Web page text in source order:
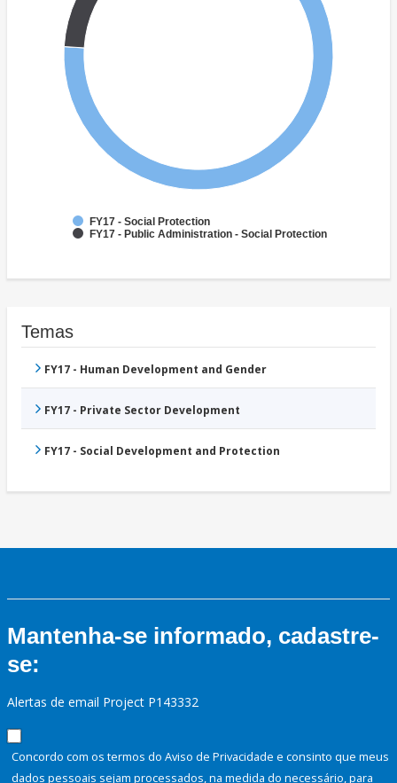
FY17 - Social Protection
FY17 - Public Administration - Social Protection
Temas
FY17 - Human Development and Gender
FY17 - Private Sector Development
FY17 - Social Development and Protection
Mantenha-se informado, cadastre-
se:
Alertas de email Project P143332
Concordo com os termos do Aviso de Privacidade e consinto que meus
dados pessoais sejam processados, na medida do necessário, para